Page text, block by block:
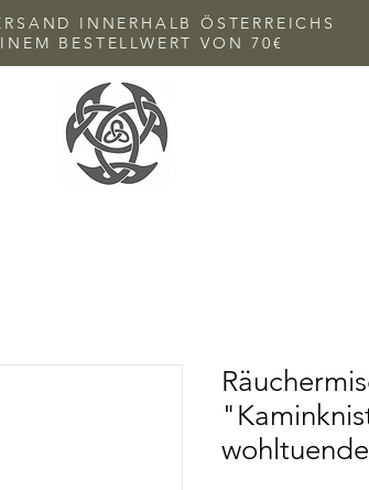
INNERHALB ÖSTERREICHS
BESTELLWERT VON 70€